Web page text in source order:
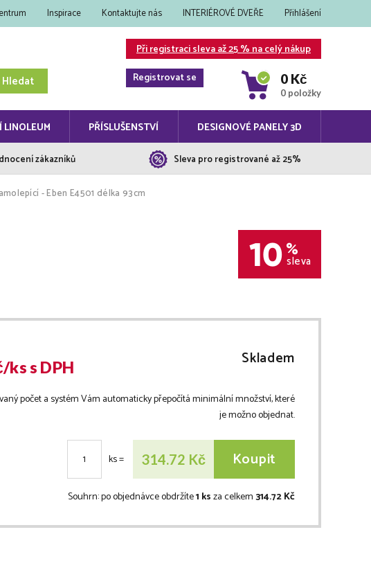
Inspirace Kontaktujte nás INTERIÉROVÉ DVEŘE Přihlášení
Hledat
Při registraci sleva až 25 % na celý nákup
Registrovat se
0 Kč
0 položky
LINOLEUM PŘÍSLUŠENSTVÍ DESIGNOVÉ PANELY 3D
zákazníků Sleva pro registrované až 25%
- Eben E4501 délka 93cm
10 %
sleva
kss DPH Skladem
počet a systém Vám automaticky přepočítá minimální množství, které
je možno objednat.
ks= 314.72 Kč Koupit
Souhrn:po objednávce obdržíte1 ksza celkem314.72 Kč